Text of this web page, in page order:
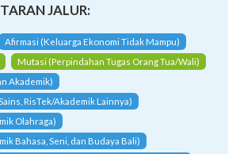
JALUR:
Afirmasi (Keluarga Ekonomi Tidak Mampu)
Mutasi (Perpindahan Tugas Orang Tua/Wali)
Akademik)
RisTek/Akademik Lainnya)
Olahraga)
Bahasa, Seni, dan Budaya Bali)